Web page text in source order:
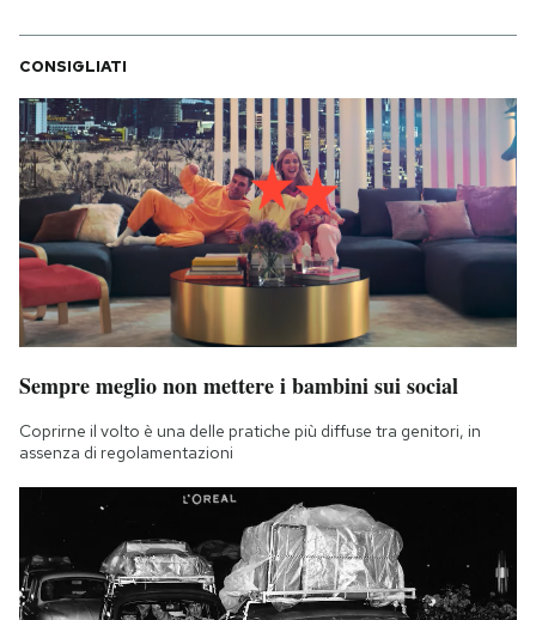
CONSIGLIATI
Sempre meglio non mettere i bambini sui social
Coprirne il volto è una delle pratiche più diffuse tra genitori, in
assenza di regolamentazioni